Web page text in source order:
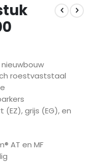
roestvaststaal
(EZ), grijs (EG), en
AT en MF